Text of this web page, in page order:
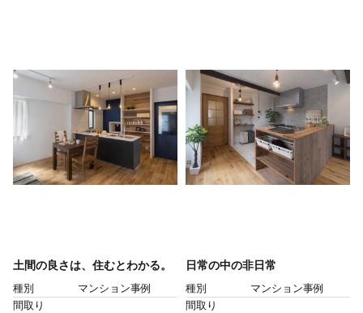
土間の良さは、住むとわかる。
種別
マンション事例
間取り
日常の中の非日常
種別
マンション事例
間取り